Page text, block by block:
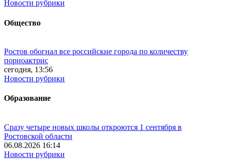
Новости рубрики
Общество
Ростов обогнал все российские города по количеству
порноактрис
сегодня, 13:56
Новости рубрики
Образование
Сразу четыре новых школы откроются 1 сентября в
Ростовской области
06.08.2026 16:14
Новости рубрики